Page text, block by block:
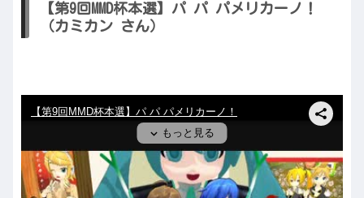
【第9回MMD杯本選】パ パ パメリカーノ！
（カミカン さん）